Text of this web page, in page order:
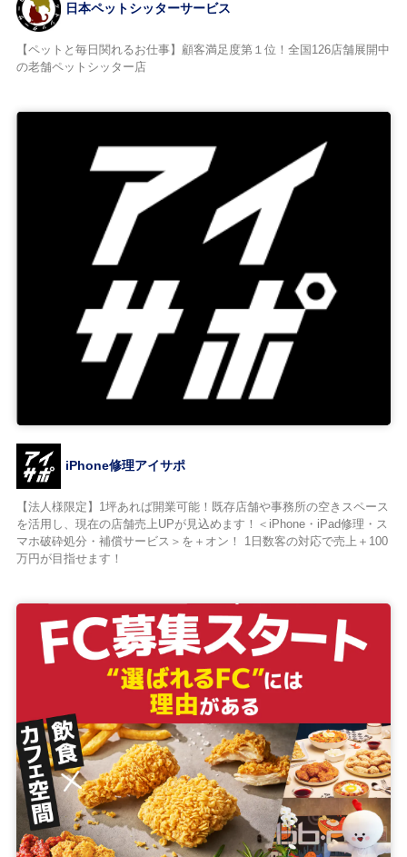
日本ペットシッターサービス
【ペットと毎日関れるお仕事】顧客満足度第１位！全国126店舗展開中
の老舗ペットシッター店
iPhone修理アイサポ
【法人様限定】1坪あれば開業可能！既存店舗や事務所の空きスペース
を活用し、現在の店舗売上UPが見込めます！＜iPhone・iPad修理・ス
マホ破砕処分・補償サービス＞を＋オン！ 1日数客の対応で売上＋100
万円が目指せます！